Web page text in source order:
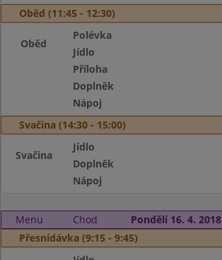
Oběd (11:45 - 12:30)
Oběd
Polévka
Jídlo
Příloha
Doplněk
Nápoj
Svačina (14:30 - 15:00)
Svačina
Jídlo
Doplněk
Nápoj
Menu Chod
Pondělí 16. 4. 2018
Přesnídávka (9:15 - 9:45)